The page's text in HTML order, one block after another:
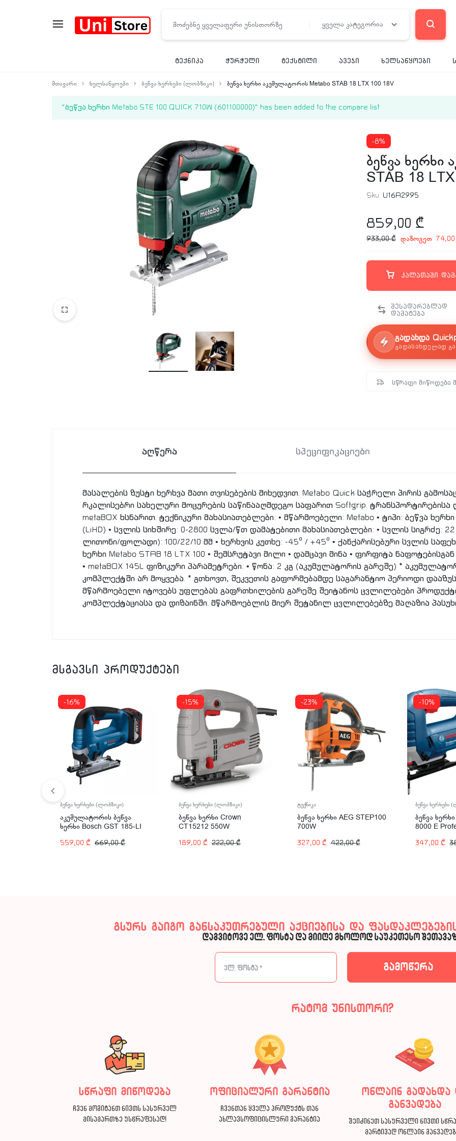
ყველა კატეგორია
ტექნიკა ჭურჭელი ტექსტილი ავეჯი ხელსაწყოები
მთავარი ხელსაწყოები ბეწვა ხერხები (ლობზიკი) ბეწვა ხერხი აკუმულატორის Metabo STAB 18 LTX 100 18V
“ბეწვა ხერხი Metabo STE 100 QUICK 710W (601100000)” has been added to the compare list
-8%
ბეწვა ხერხი
STAB 18
Sku: U16A2995
859,00 ₾
933,00₾ დაზოგეთ
კალათაში
გადახდა
გადასახდელად
სწრაფი მიწოდება
აღწერა სპეციფიკაციები
მასალების ზუსტი ხერხვა მათი თვისებების მიხედვით. Metabo Quick საჭრელი პირის
რკალისებრი სახელური მოცურების საწინააღმდეგო საფარით Softgrip.
metaBOX ხსნარით. ტექნიკური მახასიათებლები: • მწარმოებელი: Metabo • ტიპი: ბეწვა
(LiHD) • სვლის სიხშირე: 0-2800 სვლა/წთ დამატებითი მახასიათებლები: • სვლის სიგრძე:
ლითონი/ფოლადი): 100/22/10 მმ • ხერხვის კუთხე: -45° / +45° • ქანქარისებური სვლის
ხერხი Metabo STAB 18 LTX 100 • შემსრუტავი მილი • დამცავი მინა • ფირფიტა
• metaBOX 145L ფიზიკური პარამეტრები: • წონა: 2 კგ (აკუმულატორის გარეშე) *
კომპლექტში არ მოყვება. * გთხოვთ, შეკვეთის გაფორმებამდე საგარანტიო პერიოდი
მწარმოებელი იტოვებს უფლებას გაფრთხილების გარეშე შეიტანოს ცვლილებები
კომპლექტაციასა და დიზაინში. მწარმოებლის მიერ შეტანილ ცვლილებებზე მაღაზია
მსგავსი პროდუქტები
-16%
ბეწვა ხერხები (ლობზიკი)
აკუმულატორის ბეწვა
ხერხი Bosch GST 185-LI
559,00 ₾ 669,00₾
-15%
ბეწვა ხერხები (ლობზიკი)
ბეწვა ხერხი Crown
CT15212 550W
189,00 ₾ 222,00₾
-23%
ტექნიკა
ბეწვა ხერხი AEG STEP100
700W
327,00 ₾ 422,00₾
-10%
ბეწვა ხერხები
ბეწვა
8000 E
347,00 ₾
გსურს გაიგო განსაკუთრებული აქციებისა და
დაგვიტოვე ელ. ფოსტა და მიიღე მხოლოდ საუკეთესო
რატომ უნისთორი?
სწრაფი მიწოდება
ჩვენ მოგიტანთ ნივთს სასურველ
მისამართზე უსწრაფესად!
ოფიციალური გარანტია
ჩვენთან ყველა პროდუქტს თან
ახლავსოფიცისლური გარანტია
ონლაინ გადახდა
განვადება
შეიძინეთ სასურველი ნივთი
მარტივად ონლაინ